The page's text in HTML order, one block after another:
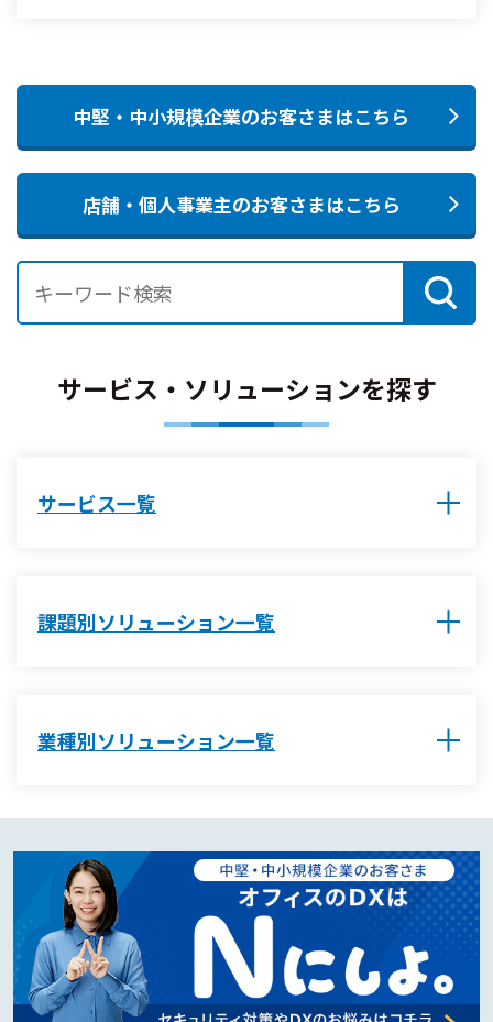
中堅・中小規模企業のお客さまはこちら
店舗・個人事業主のお客さまはこちら
サービス・ソリューションを探す
サービス一覧
課題別ソリューション一覧
業種別ソリューション一覧